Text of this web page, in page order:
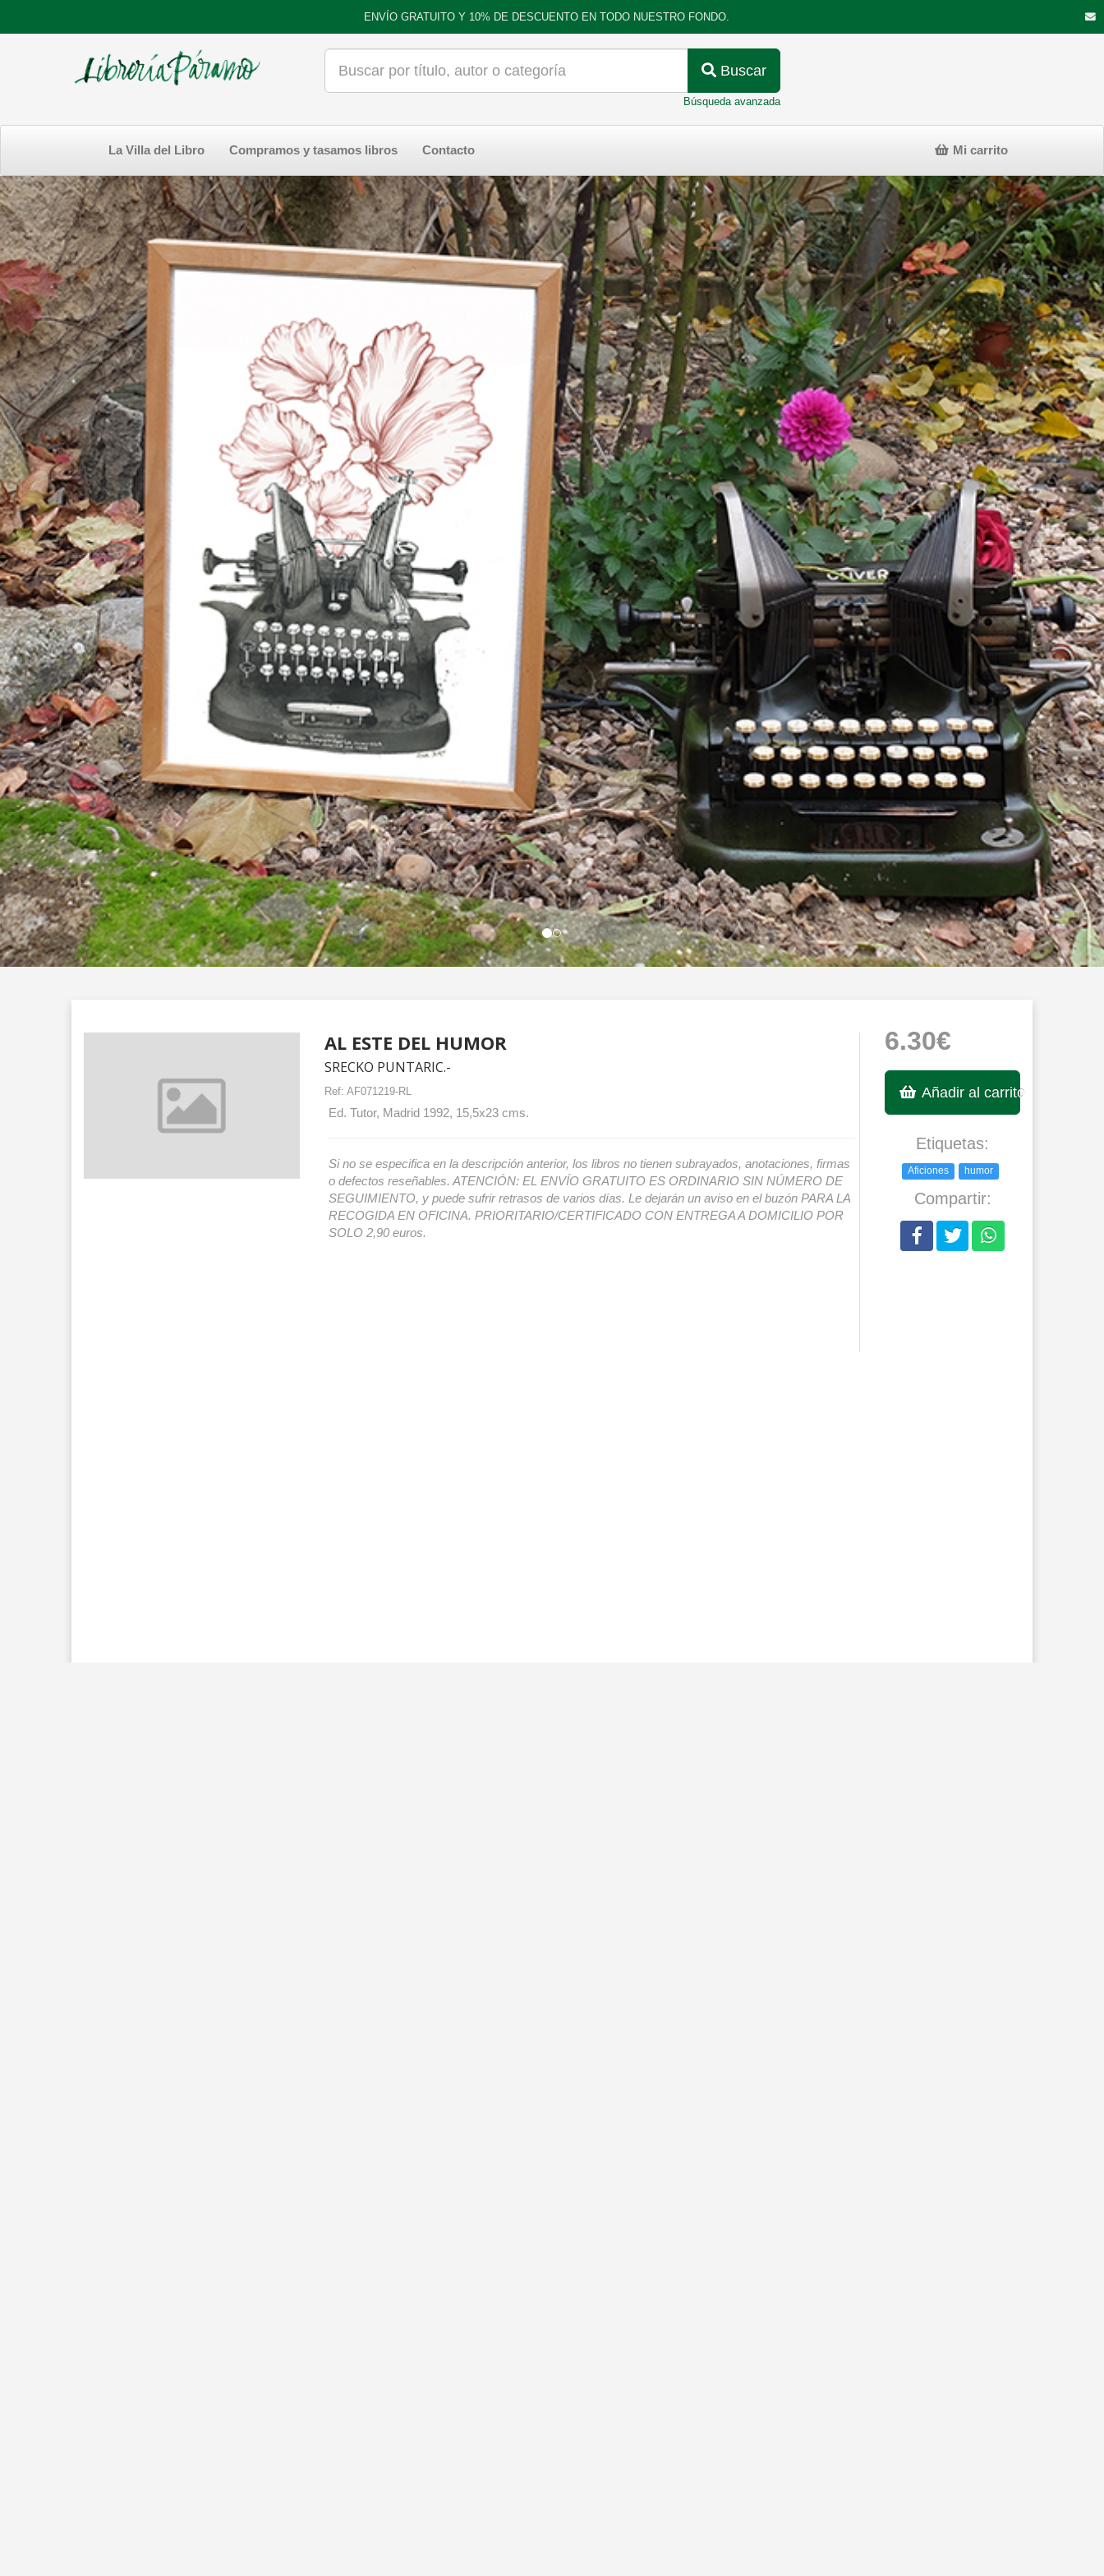
ENVÍO GRATUITO Y 10% DE DESCUENTO EN TODO NUESTRO FONDO.
Buscar
Búsqueda avanzada
La Villa del Libro Compramos y tasamos libros Contacto Mi carrito
AL ESTE DEL HUMOR
SRECKO PUNTARIC.-
Ref: AF071219-RL
Ed. Tutor, Madrid 1992, 15,5x23 cms.
Si no se especifica en la descripción anterior, los libros no tienen subrayados, anotaciones, firmas
o defectos reseñables. ATENCIÓN: EL ENVÍO GRATUITO ES ORDINARIO SIN NÚMERO DE
SEGUIMIENTO, y puede sufrir retrasos de varios días. Le dejarán un aviso en el buzón PARA LA
RECOGIDA EN OFICINA. PRIORITARIO/CERTIFICADO CON ENTREGA A DOMICILIO POR
SOLO 2,90 euros.
6.30€
Añadir al carrito
Etiquetas:
Aficiones humor
Compartir: